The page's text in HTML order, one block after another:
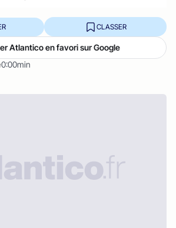
0:00min
CLASSER
Atlantico en favori sur Google